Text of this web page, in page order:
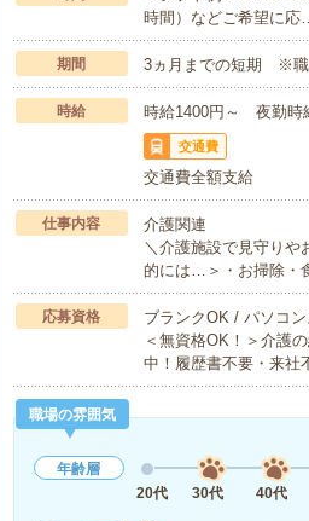
時間）などご希望に応
期間 3ヵ月までの短期 ※職
時給 時給1400円～ 夜勤時
交通費
交通費全額支給
仕事内容
介護関連
＼介護施設で見守りや
的には…＞・お掃除・
応募資格
ブランクOK / パソコ
＜無資格OK！＞介護
中！履歴書不要・来
職場の雰囲気
年齢層
20代
30代 40代